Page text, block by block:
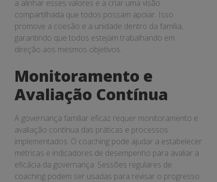
a alinhar esses valores e a criar uma visão
compartilhada que todos possam apoiar. Isso
promove a coesão e a unidade dentro da família,
garantindo que todos estejam trabalhando em
direção aos mesmos objetivos.
Monitoramento e
Avaliação Contínua
A governança familiar eficaz requer monitoramento e
avaliação contínua das práticas e processos
implementados. O coaching pode ajudar a estabelecer
métricas e indicadores de desempenho para avaliar a
eficácia da governança. Sessões regulares de
coaching podem ser usadas para revisar o progresso